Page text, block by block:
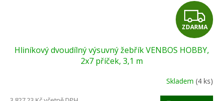
Z
D
A
R
ZDARMA
Hliníkový dvoudílný výsuvný žebřík VENBOS HOBBY,
2x7 příček, 3,1 m
Skladem (4 ks)